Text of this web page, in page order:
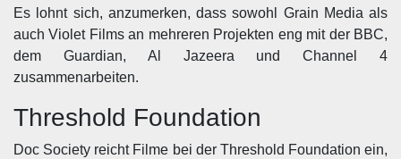
Es lohnt sich, anzumerken, dass sowohl Grain Media als
auch Violet Films an mehreren Projekten eng mit der BBC,
dem Guardian, Al Jazeera und Channel 4
zusammenarbeiten.
Threshold Foundation
Doc Society reicht Filme bei der Threshold Foundation ein,